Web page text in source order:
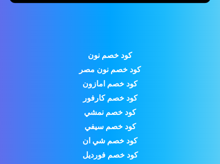
كود خصم نون
كود خصم نون مصر
كود خصم امازون
كود خصم كارفور
كود خصم نمشي
كود خصم سيفي
كود خصم شي ان
كود خصم فورديل